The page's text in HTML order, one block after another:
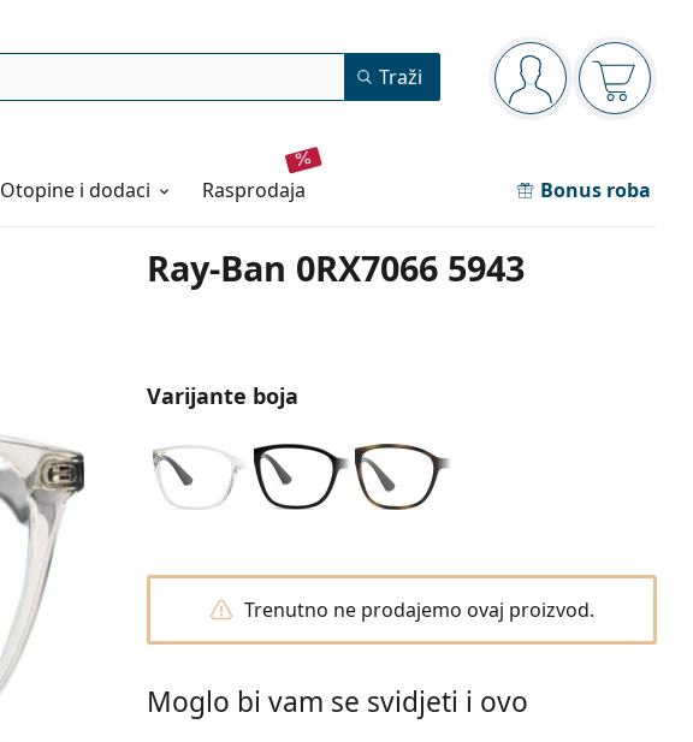
Navigacijska ploča
ste prijavljeni
Traži
Otopine i dodaci rasprodaja Bonus roba
Ray-Ban 0RX7066 5943
Varijante boja
Trenutno ne prodajemo ovaj proizvod.
Moglo bi vam se svidjeti i ovo